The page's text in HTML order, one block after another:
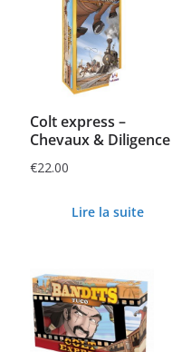
Colt express –
Chevaux & Diligence
€22.00
Lire la suite